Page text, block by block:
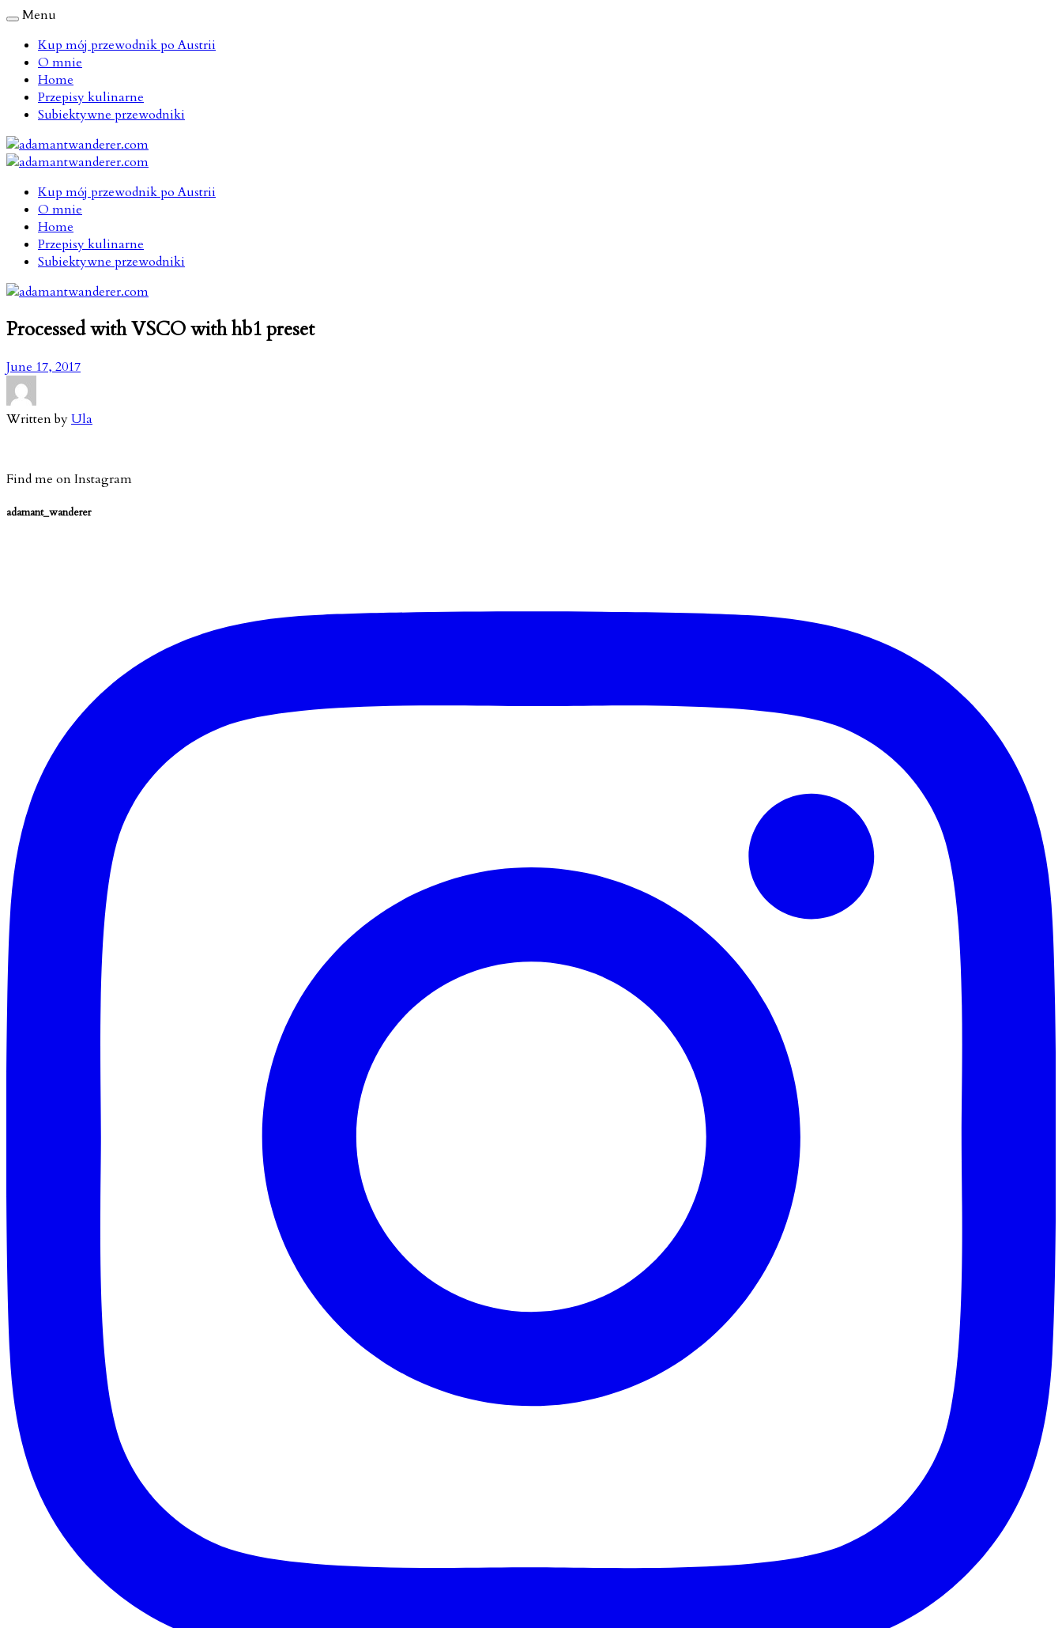
Menu
Kup mój przewodnik po Austrii
O mnie
Home
Przepisy kulinarne
Subiektywne przewodniki
Kup mój przewodnik po Austrii
O mnie
Home
Przepisy kulinarne
Subiektywne przewodniki
Processed with VSCO with hb1 preset
June 17, 2017
Written byUla
Find me on Instagram
adamant_wanderer